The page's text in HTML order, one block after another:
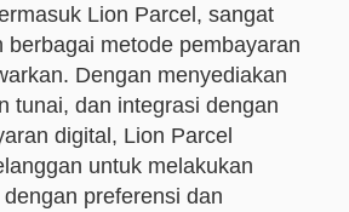
Lion Parcel, sangat
berbagai metode pembayaran
Dengan menyediakan
tunai, dan integrasi dengan
digital, Lion Parcel
untuk melakukan
preferensi dan